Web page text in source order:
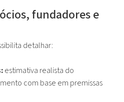
fundadores e
detalhar:
estimativa realista do
com base em premissas